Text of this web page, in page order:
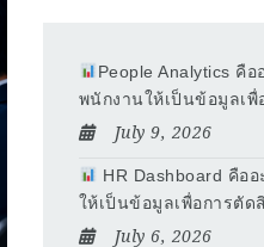
People Analytics คื
พนักงานให้เป็นข้อมูลเพื่
July 9, 2026
HR Dashboard คือ
ให้เป็นข้อมูลเพื่อการตัด
July 6, 2026